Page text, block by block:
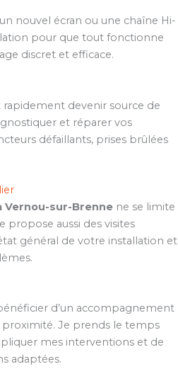
nouvel écran ou une chaîne Hi-
pour que tout fonctionne
discret et efficace.
devenir source de
et réparer vos
défaillants, prises brûlées
sur-Brenne ne se limite
propose aussi des visites
général de votre installation et
d’un accompagnement
proximité. Je prends le temps
mes interventions et de
adaptées.